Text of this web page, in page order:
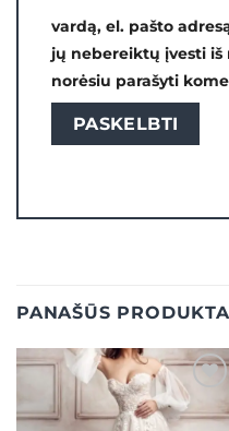
vardą, el. pašto
jų nebereiktų įvesti
norėsiu parašyti
PANAŠŪS
Mėgstamiausias